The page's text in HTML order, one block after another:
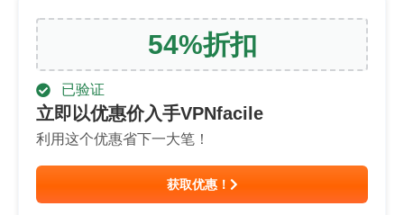
54%折扣
已验证
立即以优惠价入手VPNfacile
利用这个优惠省下一大笔！
获取优惠！